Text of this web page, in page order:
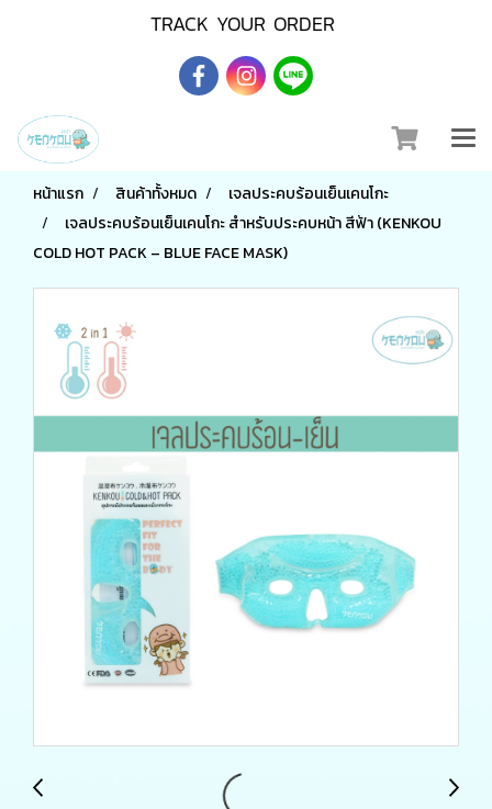
TRACK YOUR ORDER
หน้าแรก สินค้าทั้งหมด
เจลประคบร้อนเย็นเคนโกะ
เจลประคบร้อนเย็นเคนโกะ สำหรับประคบหน้า สีฟ้า (KENKOU
COLD HOT PACK – BLUE FACE MASK)